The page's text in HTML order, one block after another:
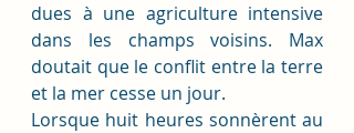
dues à une agriculture intensive
dans les champs voisins. Max
doutait que le conflit entre la terre
et la mer cesse un jour.
Lorsque huit heures sonnèrent au